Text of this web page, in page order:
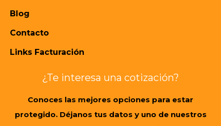
Blog
Contacto
Links Facturación
¿Te interesa una cotización?
Conoces las mejores opciones para estar
protegido. Déjanos tus datos y uno de nuestros